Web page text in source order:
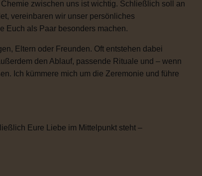
zwischen uns ist wichtig. Schließlich soll an
vereinbaren wir unser persönliches
Euch als Paar besonders machen.
Eltern oder Freunden. Oft entstehen dabei
den Ablauf, passende Rituale und – wenn
Ich kümmere mich um die Zeremonie und führe
Eure Liebe im Mittelpunkt steht –